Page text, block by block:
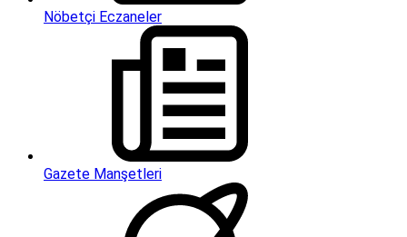
Nöbetçi Eczaneler
Gazete Manşetleri